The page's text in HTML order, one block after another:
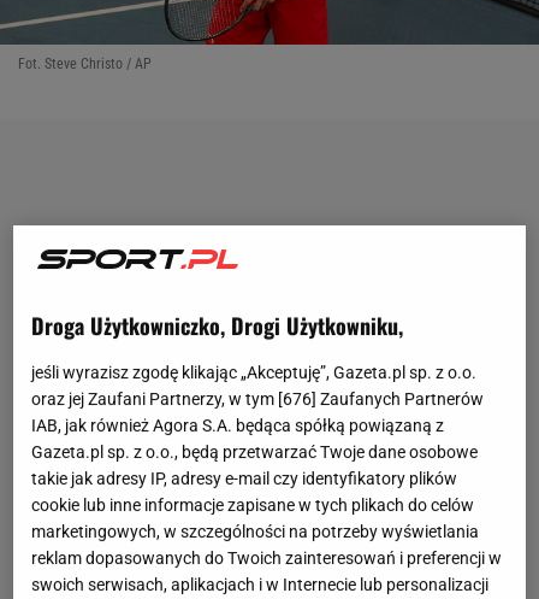
Fot. Steve Christo / AP
Droga Użytkowniczko, Drogi Użytkowniku,
jeśli wyrazisz zgodę klikając „Akceptuję”, Gazeta.pl sp. z o.o.
oraz jej Zaufani Partnerzy, w tym [676] Zaufanych Partnerów
IAB, jak również Agora S.A. będąca spółką powiązaną z
Gazeta.pl sp. z o.o., będą przetwarzać Twoje dane osobowe
takie jak adresy IP, adresy e-mail czy identyfikatory plików
cookie lub inne informacje zapisane w tych plikach do celów
marketingowych, w szczególności na potrzeby wyświetlania
reklam dopasowanych do Twoich zainteresowań i preferencji w
swoich serwisach, aplikacjach i w Internecie lub personalizacji